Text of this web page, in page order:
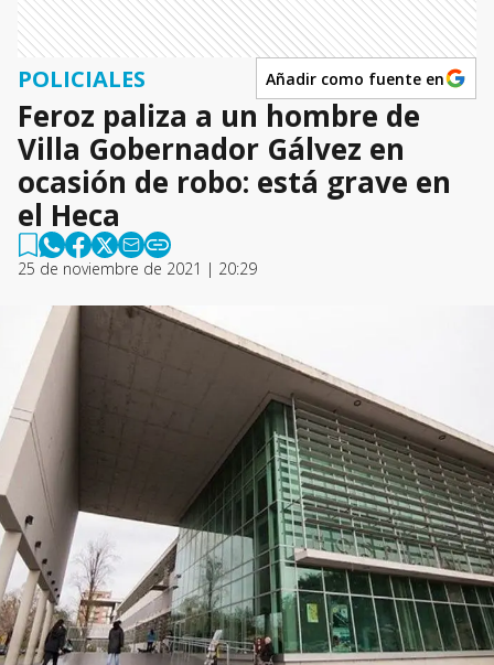
POLICIALES Añadir como fuente en
Feroz paliza a un hombre de
Villa Gobernador Gálvez en
ocasión de robo: está grave en
el Heca
25 de noviembre de 2021 | 20:29